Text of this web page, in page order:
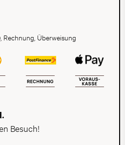
Überweisung
Besuch!